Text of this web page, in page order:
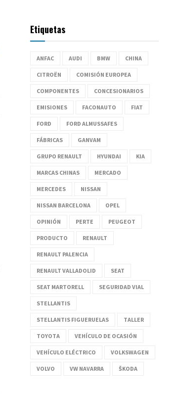
Etiquetas
ANFAC AUDI BMW CHINA
CITROËN COMISIÓN EUROPEA
COMPONENTES CONCESIONARIOS
EMISIONES FACONAUTO FIAT
FORD FORD ALMUSSAFES
FÁBRICAS GANVAM
GRUPO RENAULT HYUNDAI KIA
MARCAS CHINAS MERCADO
MERCEDES NISSAN
NISSAN BARCELONA OPEL
OPINIÓN PERTE PEUGEOT
PRODUCTO RENAULT
RENAULT PALENCIA
RENAULT VALLADOLID SEAT
SEAT MARTORELL SEGURIDAD VIAL
STELLANTIS
STELLANTIS FIGUERUELAS TALLER
TOYOTA VEHÍCULO DE OCASIÓN
VEHÍCULO ELÉCTRICO VOLKSWAGEN
VOLVO VW NAVARRA ŠKODA